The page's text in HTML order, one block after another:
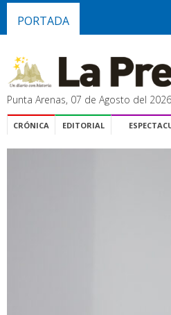
PORTADA
Punta Arenas, 07 de Agosto del 2026
CRÓNICA EDITORIAL